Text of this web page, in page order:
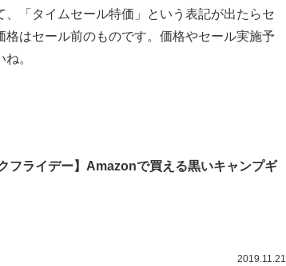
「タイムセール特価」という表記が出たらセ
はセール前のものです。価格やセール実施予
。
フライデー】Amazonで買える黒いキャンプギ
2019.11.21